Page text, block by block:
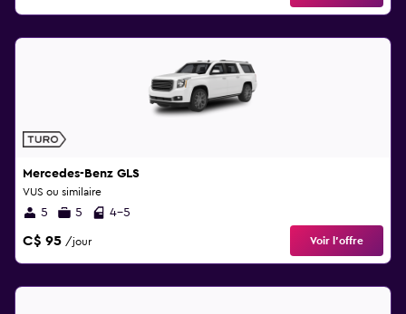
Mercedes-Benz GLS
VUS ou similaire
5 5 4-5
C$ 95 /jour Voir l’offre